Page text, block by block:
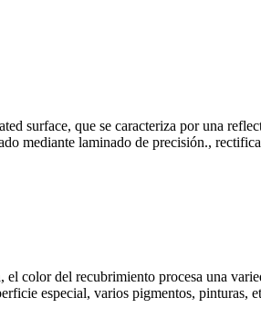
surface, que se caracteriza por una
mediante laminado de precisión.,
el color del recubrimiento procesa una
especial, varios pigmentos, pinturas,